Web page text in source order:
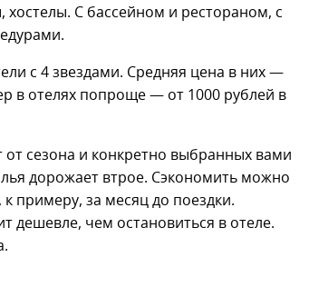
С бассейном и рестораном, с
с 4 звездами. Средняя цена в них —
в отелях попроще — от 1000 рублей в
от сезона и конкретно выбранных вами
дорожает втрое. Сэкономить можно
примеру, за месяц до поездки.
дешевле, чем остановиться в отеле.